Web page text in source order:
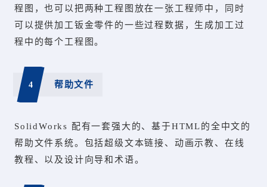
程图，也可以把两种工程图放在一张工程师中，同时
可以提供加工钣金零件的一些过程数据，生成加工过
程中的每个工程图。
4 帮助文件
SolidWorks 配有一套强大的、基于HTML的全中文的
帮助文件系统。包括超级文本链接、动画示教、在线
教程、以及设计向导和术语。